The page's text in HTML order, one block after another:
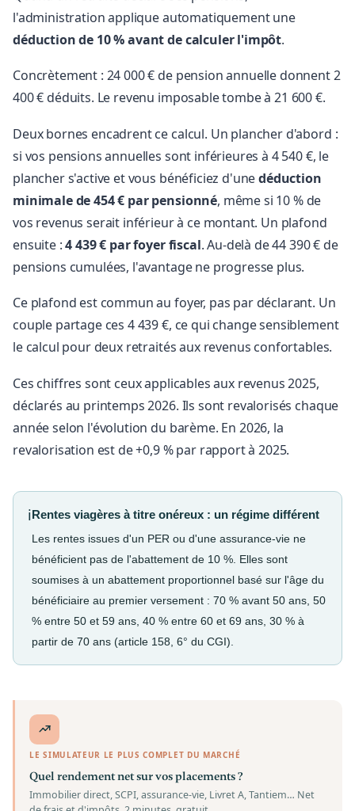
l'administration applique automatiquement une
déduction de 10 % avant de calculer l'impôt.
Concrètement : 24 000 € de pension annuelle donnent 2
400 € déduits. Le revenu imposable tombe à 21 600 €.
Deux bornes encadrent ce calcul. Un plancher d'abord :
si vos pensions annuelles sont inférieures à 4 540 €, le
plancher s'active et vous bénéficiez d'unedéduction
minimale de 454 € par pensionné, même si 10 % de
vos revenus serait inférieur à ce montant. Un plafond
ensuite :4 439 € par foyer fiscal. Au-delà de 44 390 € de
pensions cumulées, l'avantage ne progresse plus.
Ce plafond est commun au foyer, pas par déclarant. Un
couple partage ces 4 439 €, ce qui change sensiblement
le calcul pour deux retraités aux revenus confortables.
Ces chiffres sont ceux applicables aux revenus 2025,
déclarés au printemps 2026. Ils sont revalorisés chaque
année selon l'évolution du barème. En 2026, la
revalorisation est de +0,9 % par rapport à 2025.
ℹ️Rentes viagères à titre onéreux : un régime différent
Les rentes issues d'un PER ou d'une assurance-vie ne
bénéficient pas de l'abattement de 10 %. Elles sont
soumises à un abattement proportionnel basé sur l'âge du
bénéficiaire au premier versement : 70 % avant 50 ans, 50
% entre 50 et 59 ans, 40 % entre 60 et 69 ans, 30 % à
partir de 70 ans (article 158, 6° du CGI).
LE SIMULATEUR LE PLUS COMPLET DU MARCHÉ
Quel rendement net sur vos placements ?
Immobilier direct, SCPI, assurance-vie, Livret A, Tantiem… Net